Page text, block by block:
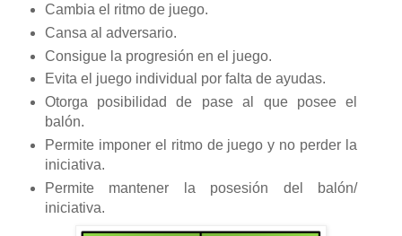
Cambia el ritmo de juego.
Cansa al adversario.
Consigue la progresión en el juego.
Evita el juego individual por falta de ayudas.
Otorga posibilidad de pase al que posee el
balón.
Permite imponer el ritmo de juego y no perder la
iniciativa.
Permite mantener la posesión del balón/
iniciativa.